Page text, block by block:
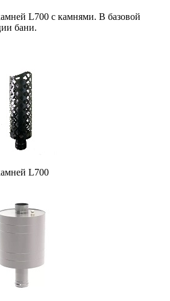
L700 с камнями. В базовой
бани.
L700